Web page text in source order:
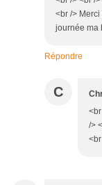
<br />
journée ma
Répondre
C
/>